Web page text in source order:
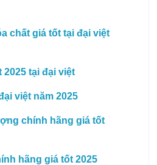
chất giá tốt tại đại việt
2025 tại đại việt
việt năm 2025
chính hãng giá tốt
hãng giá tốt 2025